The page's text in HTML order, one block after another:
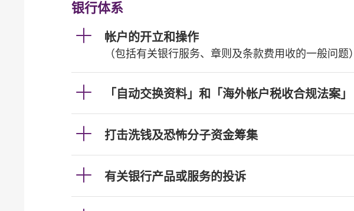
银行体系
帐户的开立和操作
（包括有关银行服务、章则及条款费用收的一般问题）
「自动交换资料」和「海外帐户税收合规法案」
打击洗钱及恐怖分子资金筹集
有关银行产品或服务的投诉